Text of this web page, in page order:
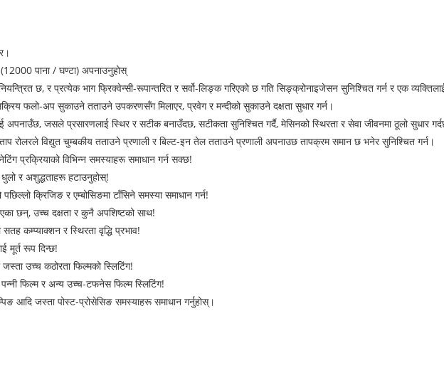
पाना / घण्टा) अपनाउनुहोस्
नियन्त्रित छ, र प्रत्येक भाग फ्रिक्वेन्सी-रूपान्तरित र सर्वो-लिङ्क गरिएको छ गति सिङ्क्रोनाइजेसन सुनिश्चित गर्न र एक
फलो-अप सुकाउने तताउने उपकरणसँग मिलाएर, प्रवेग र मन्दीको सुकाउने दक्षता सुधार गर्न।
जसले प्रसारणलाई स्थिर र सटीक बनाउँदछ, सटीकता सुनिश्चित गर्दै, मेसिनको स्थिरता र सेवा जीवनमा ठूलो सुधार
रोलरले विद्युत चुम्बकीय तताउने प्रणाली र बिल्ट-इन तेल तताउने प्रणाली अपनाउछ तापक्रम समान छ भनेर सुनिश्चित गर्न।
प्रक्रियाको विभिन्न समस्याहरू समाधान गर्न सक्छ!
र अशुद्धताहरू हटाउनुहोस्!
क्रिजिङ र एम्बोसिङमा टाँसिने समस्या समाधान गर्न!
छन्, उच्च दक्षता र कुनै अपशिष्टको साथ!
कम्प्याक्शन र स्थिरता वृद्धि प्रभाव!
मूर्त रूप दिन्छ!
उच्च कठोरता फिल्मको स्लिटिंग!
फिल्म र अन्य उच्च-टफनेस फिल्म स्लिटिंग!
आदि जस्ता पोस्ट-प्रोसेसिङ समस्याहरू समाधान गर्नुहोस्।